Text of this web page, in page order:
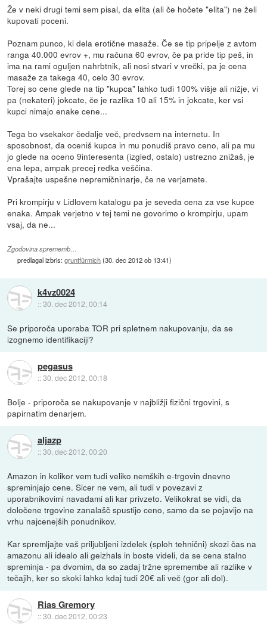
Že v neki drugi temi sem pisal, da elita (ali če hočete "elita") ne želi
kupovati poceni.
Poznam punco, ki dela erotične masaže. Če se tip pripelje z avtom
ranga 40.000 evrov +, mu računa 60 evrov, če pa pride tip peš, in
ima na rami oguljen nahrbtnik, ali nosi stvari v vrečki, pa je cena
masaže za takega 40, celo 30 evrov.
Torej so cene glede na tip "kupca" lahko tudi 100% višje ali nižje, vi
pa (nekateri) jokcate, če je razlika 10 ali 15% in jokcate, ker vsi
kupci nimajo enake cene...
Tega bo vsekakor čedalje več, predvsem na internetu. In
sposobnost, da oceniš kupca in mu ponudiš pravo ceno, ali pa mu
jo glede na oceno 9interesenta (izgled, ostalo) ustrezno znižaš, je
ena lepa, ampak precej redka veščina.
Vprašajte uspešne nepremičninarje, če ne verjamete.
Pri krompirju v Lidlovem katalogu pa je seveda cena za vse kupce
enaka. Ampak verjetno v tej temi ne govorimo o krompirju, upam
vsaj, da ne...
Zgodovina sprememb…
predlagal izbris:gruntfürmich(30. dec 2012 ob 13:41)
k4vz0024
::30. dec 2012, 00:14
Se priporoča uporaba TOR pri spletnem nakupovanju, da se
izognemo identifikaciji?
pegasus
::30. dec 2012, 00:18
Bolje - priporoča se nakupovanje v najbližji fizični trgovini, s
papirnatim denarjem.
aljazp
::30. dec 2012, 00:20
Amazon in kolikor vem tudi veliko nemških e-trgovin dnevno
spreminjajo cene. Sicer ne vem, ali tudi v povezavi z
uporabnikovimi navadami ali kar privzeto. Velikokrat se vidi, da
določene trgovine zanalašč spustijo ceno, samo da se pojavijo na
vrhu najcenejših ponudnikov.
Kar spremljajte vaš priljubljeni izdelek (sploh tehnični) skozi čas na
amazonu ali idealo ali geizhals in boste videli, da se cena stalno
spreminja - pa dvomim, da so zadaj tržne spremembe ali razlike v
tečajih, ker so skoki lahko kdaj tudi 20€ ali več (gor ali dol).
Rias Gremory
::30. dec 2012, 00:23